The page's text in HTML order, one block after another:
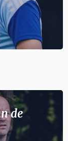
de